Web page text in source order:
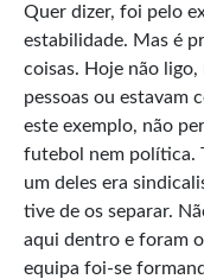
Quer dizer, foi pelo
estabilidade. Mas é
coisas. Hoje não
pessoas ou estavam
este exemplo, não
futebol nem política.
um deles era
tive de os separar.
aqui dentro e foram
equipa foi-se